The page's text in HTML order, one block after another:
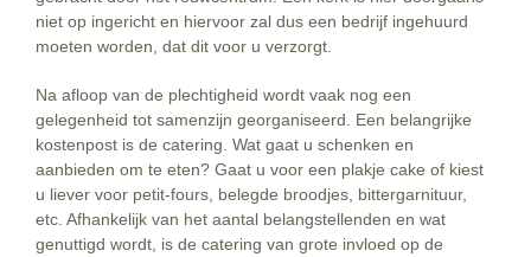
niet op ingericht en hiervoor zal dus een bedrijf ingehuurd
moeten worden, dat dit voor u verzorgt.
Na afloop van de plechtigheid wordt vaak nog een
gelegenheid tot samenzijn georganiseerd. Een belangrijke
kostenpost is de catering. Wat gaat u schenken en
aanbieden om te eten? Gaat u voor een plakje cake of kiest
u liever voor petit-fours, belegde broodjes, bittergarnituur,
etc. Afhankelijk van het aantal belangstellenden en wat
genuttigd wordt, is de catering van grote invloed op de